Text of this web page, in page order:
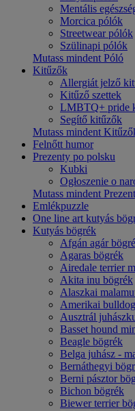
Mentális
Morcica pólók
Streetwear pólók
Szülinapi pólók
Mutass mindent Póló
Kitűzők
Allergiát jelző
Kitűző szettek
LMBTQ+ pride
Segítő kitűzők
Mutass mindent
Felnőtt humor
Prezenty po polsku
Kubki
Ogłoszenie o
Mutass mindent
Emlékpuzzle
One line art kutyás
Kutyás bögrék
Afgán agár
Agaras bögrék
Airedale terrier
Akita inu bögrék
Alaszkai
Amerikai
Ausztrál
Basset hound
Beagle bögrék
Belga juhász -
Bernáthegyi
Berni pásztor
Bichon bögrék
Biewer terrier